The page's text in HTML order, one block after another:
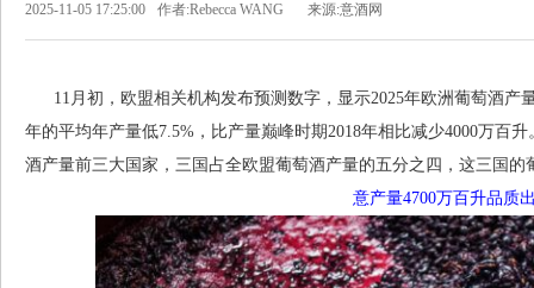
2025-11-05 17:25:00 作者:Rebecca WANG 来源:意酒网
11月初，欧盟相关机构发布预测数字，显示2025年欧洲葡萄酒产
年的平均年产量低7.5%，比产量巅峰时期2018年相比减少4000万百
酒产量前三大国家，三国占全欧盟葡萄酒产量的五分之四，这三国的
意产量4700万百升品质